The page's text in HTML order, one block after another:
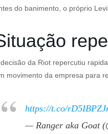
do banimento, o próprio
da Riot repercutiu
movimento da empresa para
https://t.co/
— Ranger aka Goat